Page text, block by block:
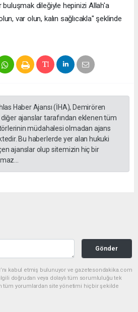
buluşmak dileğiyle hepinizi Allah'a
var olun, kalın sağlıcakla" şeklinde
Haber Ajansı (İHA), Demirören
diğer ajanslar tarafından eklenen tüm
müdahalesi olmadan ajans
Bu haberlerde yer alan hukuki
ajanslar olup sitemizin hiç bir
Gönder
kabul etmiş bulunuyor ve gazetesondakika.com
doğrudan veya dolaylı tüm sorumluluğu tek
tüm yorumlardan site yönetimi hiçbir şekilde